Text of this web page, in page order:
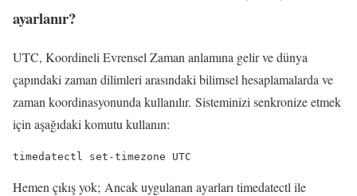
ayarlanır?
UTC, Koordineli Evrensel Zaman anlamına gelir ve dünya
çapındaki zaman dilimleri arasındaki bilimsel hesaplamalarda ve
zaman koordinasyonunda kullanılır. Sisteminizi senkronize etmek
için aşağıdaki komutu kullanın:
timedatectl set-timezone UTC
Hemen çıkış yok; Ancak uygulanan ayarları timedatectl ile